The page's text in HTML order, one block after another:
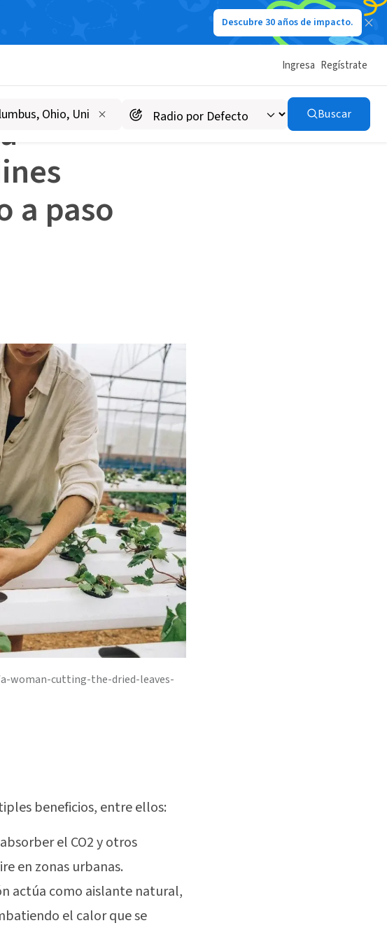
Descubre 30 años de impacto.
Ingresa Regístrate
Buscar
CIUDADANA
a paso
woman-cutting-the-dried-leaves-
beneficios, entre ellos:
el CO2 y otros
en zonas urbanas.
actúa como aislante natural,
el calor que se